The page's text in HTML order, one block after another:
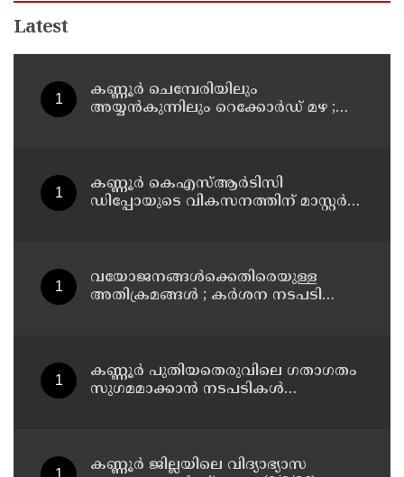
Latest
കണ്ണൂർ ചെമ്പേരിയിലും
അയ്യൻകുന്നിലും റെക്കോർഡ് മഴ ;
കണ്ണൂർ കെഎസ്ആർടിസി
ഡിപ്പോയുടെ വികസനത്തിന് മാസ്റ്റർ
വയോജനങ്ങൾക്കെതിരെയുള്ള
അതിക്രമങ്ങൾ ; കർശന നടപടി
കണ്ണൂർ പുതിയതെരുവിലെ ഗതാഗതം
സുഗമമാക്കാന്‍ നടപടികള്‍
കണ്ണൂർ ജില്ലയിലെ വിദ്യാഭ്യാസ